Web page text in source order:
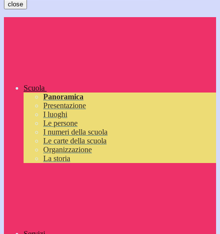
close
Scuola
Panoramica
Presentazione
I luoghi
Le persone
I numeri della scuola
Le carte della scuola
Organizzazione
La storia